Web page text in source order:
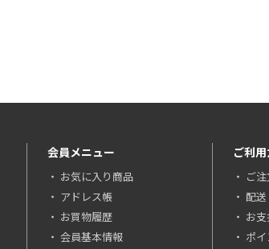
会員メニュー
お気に入り商品
アドレス帳
お買物履歴
会員基本情報
ご利
ご
配
お
ポ